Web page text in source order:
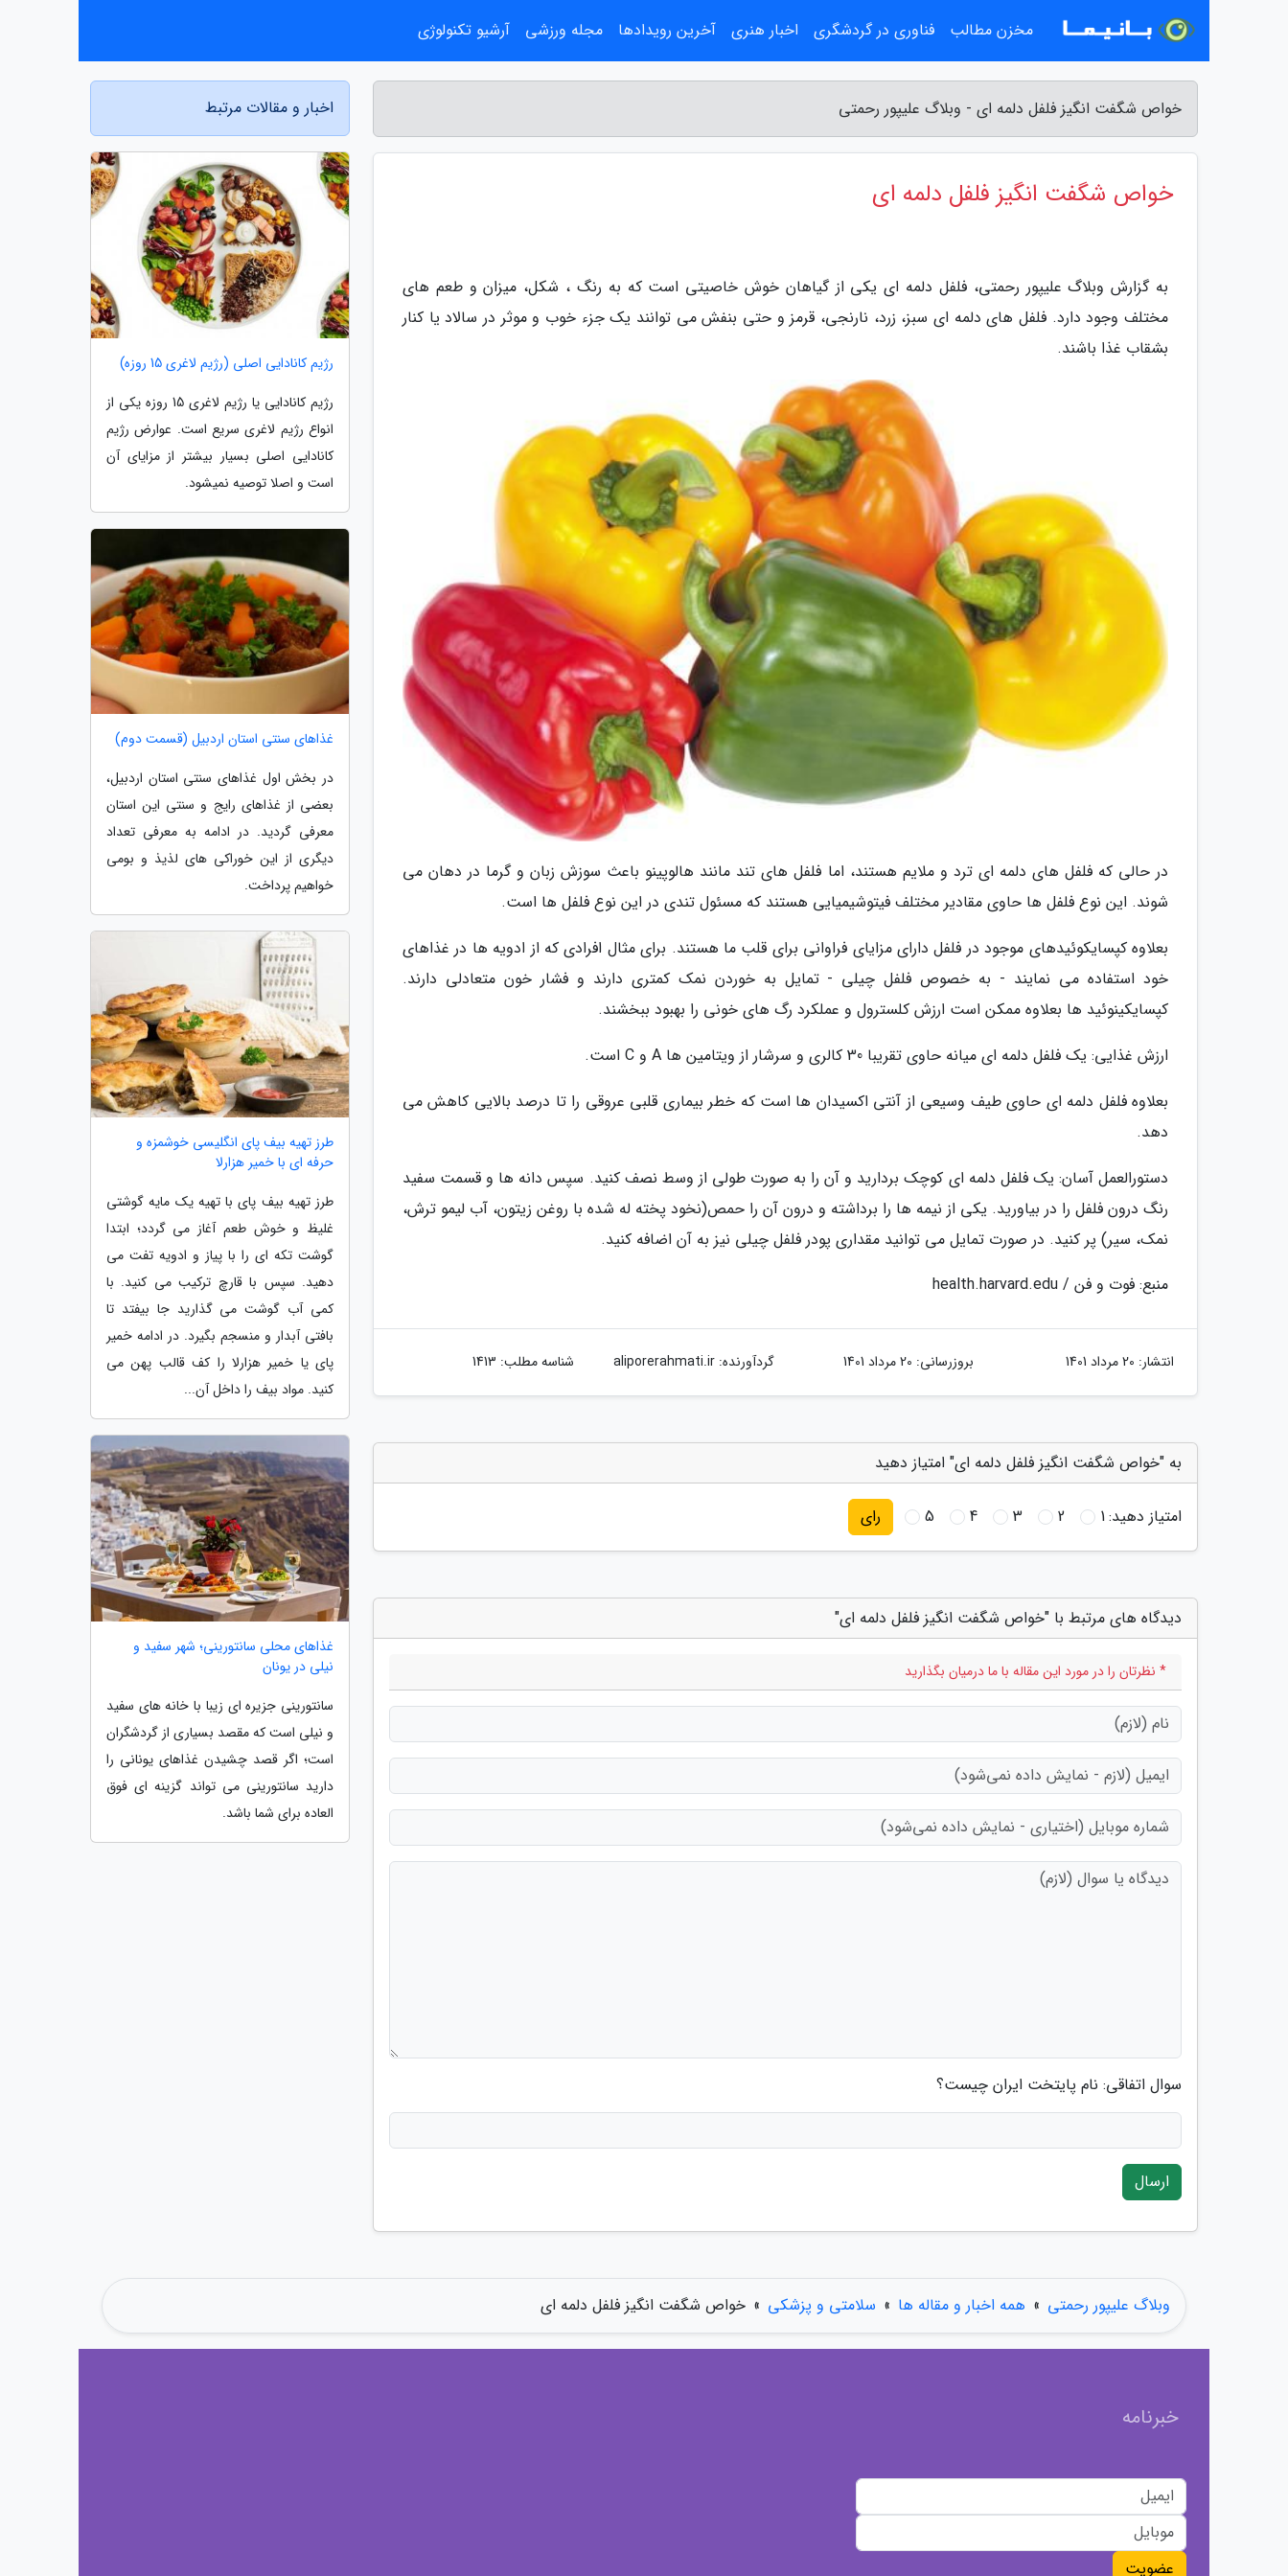
خواص شگفت انگیز فلفل دلمه ای - وبلاگ علیپور رحمتی
خواص شگفت انگیز فلفل دلمه ای
به گزارش وبلاگ علیپور رحمتی، فلفل دلمه ای یکی از گیاهان خوش خاصیتی است که به رنگ ، شکل، میزان و طعم های
مختلف وجود دارد. فلفل های دلمه ای سبز، زرد، نارنجی، قرمز و حتی بنفش می توانند یک جزء خوب و موثر در سالاد یا کنار
بشقاب غذا باشند.
در حالی که فلفل های دلمه ای ترد و ملایم هستند، اما فلفل های تند مانند هالوپینو باعث سوزش زبان و گرما در دهان می
شوند. این نوع فلفل ها حاوی مقادیر مختلف فیتوشیمیایی هستند که مسئول تندی در این نوع فلفل ها است.
بعلاوه کپسایکوئیدهای موجود در فلفل دارای مزایای فراوانی برای قلب ما هستند. برای مثال افرادی که از ادویه ها در غذاهای
خود استفاده می نمایند - به خصوص فلفل چیلی - تمایل به خوردن نمک کمتری دارند و فشار خون متعادلی دارند.
کپسایکینوئید ها بعلاوه ممکن است ارزش کلسترول و عملکرد رگ های خونی را بهبود ببخشند.
ارزش غذایی: یک فلفل دلمه ای میانه حاوی تقریبا 30 کالری و سرشار از ویتامین ها A و C است.
بعلاوه فلفل دلمه ای حاوی طیف وسیعی از آنتی اکسیدان ها است که خطر بیماری قلبی عروقی را تا درصد بالایی کاهش می
دهد.
دستورالعمل آسان: یک فلفل دلمه ای کوچک بردارید و آن را به صورت طولی از وسط نصف کنید. سپس دانه ها و قسمت سفید
رنگ درون فلفل را در بیاورید. یکی از نیمه ها را برداشته و درون آن را حمص(نخود پخته له شده با روغن زیتون، آب لیمو ترش،
نمک، سیر) پر کنید. در صورت تمایل می توانید مقداری پودر فلفل چیلی نیز به آن اضافه کنید.
منبع: فوت و فن / health.harvard.edu
انتشار: 20 مرداد 1401 بروزرسانی: 20 مرداد 1401 گردآورنده:aliporerahmati.ir شناسه مطلب: 1413
به "خواص شگفت انگیز فلفل دلمه ای" امتیاز دهید
امتیاز دهید:1
2
3
4
5 رای
دیدگاه های مرتبط با "خواص شگفت انگیز فلفل دلمه ای"
* نظرتان را در مورد این مقاله با ما درمیان بگذارید
سوال اتفاقی: نام پایتخت ایران چیست؟
ارسال
اخبار و مقالات مرتبط
رژیم کانادایی اصلی (رژیم لاغری 15 روزه)
رژیم کانادایی یا رژیم لاغری 15 روزه یکی از
انواع رژیم لاغری سریع است. عوارض رژیم
کانادایی اصلی بسیار بیشتر از مزایای آن
است و اصلا توصیه نمیشود.
غذاهای سنتی استان اردبیل (قسمت دوم)
در بخش اول غذاهای سنتی استان اردبیل،
بعضی از غذاهای رایج و سنتی این استان
معرفی گردید. در ادامه به معرفی تعداد
دیگری از این خوراکی های لذیذ و بومی
خواهیم پرداخت.
طرز تهیه بیف پای انگلیسی خوشمزه و
حرفه ای با خمیر هزارلا
طرز تهیه بیف پای با تهیه یک مایه گوشتی
غلیظ و خوش طعم آغاز می گردد؛ ابتدا
گوشت تکه ای را با پیاز و ادویه تفت می
دهید. سپس با قارچ ترکیب می کنید. با
کمی آب گوشت می گذارید جا بیفتد تا
بافتی آبدار و منسجم بگیرد. در ادامه خمیر
پای یا خمیر هزارلا را کف قالب پهن می
کنید. مواد بیف را داخل آن...
غذاهای محلی سانتورینی؛ شهر سفید و
نیلی در یونان
سانتورینی جزیره ای زیبا با خانه های سفید
و نیلی است که مقصد بسیاری از گردشگران
است؛ اگر قصد چشیدن غذاهای یونانی را
دارید سانتورینی می تواند گزینه ای فوق
العاده برای شما باشد.
وبلاگ علیپور رحمتی » همه اخبار و مقاله ها » سلامتی و پزشکی » خواص شگفت انگیز فلفل دلمه ای
مخزن مطالب فناوری در گردشگری اخبار هنری آخرین رویدادها مجله ورزشی آرشیو تکنولوژی
خبرنامه
عضویت